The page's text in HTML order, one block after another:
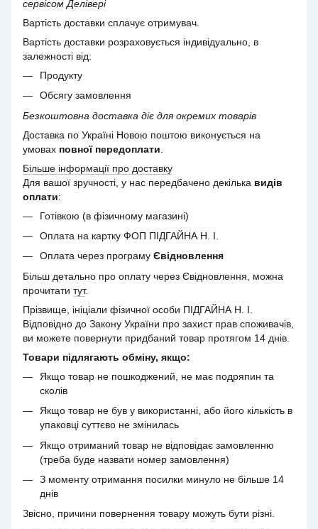
сервісом Делівері
Вартість доставки сплачує отримувач.
Вартість доставки розраховується індивідуально, в
залежності від:
Продукту
Обсягу замовлення
Безкоштовна доставка діє для окремих товарів
Доставка по Україні Новою поштою виконується на
умовах повної передоплати
Більше інформації про доставку
Для вашої зручності, у нас передбачено декілька видів
оплати:
Готівкою (в фізичному магазині)
Оплата на картку ФОП ПІДГАЙНА Н. І.
Оплата через програму Євідновлення
Більш детально про оплату через Євідновлення, можна
прочитати тут.
Прізвище, ініціали фізичної особи ПІДГАЙНА Н. І.
Відповідно до Закону України про захист прав споживачів,
ви можете повернути придбаний товар протягом 14 днів.
Товари підлягають обміну, якщо:
Якщо товар не пошкоджений, не має подряпин та
сколів
Якщо товар не був у використанні, або його кількість в
упаковці суттєво не змінилась
Якщо отриманий товар не відповідає замовленню
(треба буде назвати номер замовлення)
З моменту отримання посилки минуло не більше 14
днів
Звісно, причини повернення товару можуть бути різні.